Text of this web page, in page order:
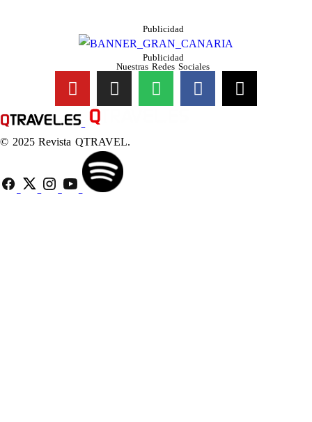
Publicidad
Publicidad
Nuestras Redes Sociales
© 2025 Revista QTRAVEL.